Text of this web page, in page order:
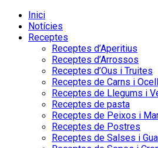
Inici
Notícies
Receptes
Receptes d’Aperitius
Receptes d’Arrossos
Receptes d’Ous i Truites
Receptes de Carns i
Receptes de Llegums i
Receptes de pasta
Receptes de Peixos i
Receptes de Postres
Receptes de Salses i